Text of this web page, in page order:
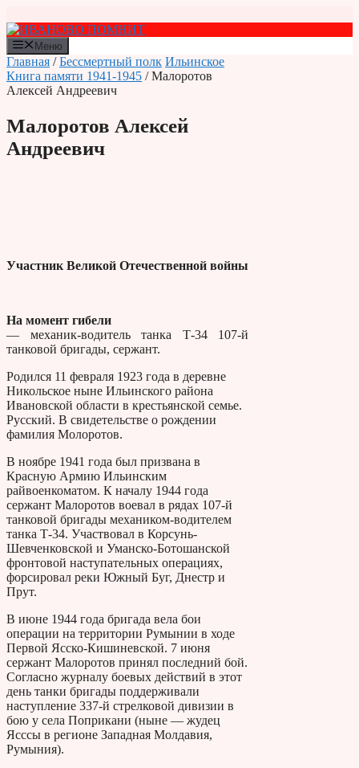
к
содержимому
Меню
Главная /Бессмертный полк Ильинское
Книга памяти 1941-1945 / Малоротов
Алексей Андреевич
Малоротов Алексей
Андреевич
Участник Великой Отечественной войны
На момент гибели
— механик-водитель танка Т-34 107-й
танковой бригады, сержант.
Родился 11 февраля 1923 года в деревне
Никольское ныне Ильинского района
Ивановской области в крестьянской семье.
Русский. В свидетельстве о рождении
фамилия Молоротов.
В ноябре 1941 года был призвана в
Красную Армию Ильинским
райвоенкоматом. К началу 1944 года
сержант Малоротов воевал в рядах 107-й
танковой бригады механиком-водителем
танка Т-34. Участвовал в Корсунь-
Шевченковской и Уманско-Ботошанской
фронтовой наступательных операциях,
форсировал реки Южный Буг, Днестр и
Прут.
В июне 1944 года бригада вела бои
операции на территории Румынии в ходе
Первой Ясско-Кишиневской. 7 июня
сержант Малоротов принял последний бой.
Согласно журналу боевых действий в этот
день танки бригады поддерживали
наступление 337-й стрелковой дивизии в
бою у села Поприкани (ныне — жудец
Ясссы в регионе Западная Молдавия,
Румыния).